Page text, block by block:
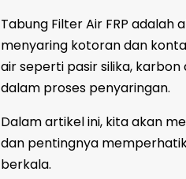
Tabung Filter Air FRP
menyaring kotoran dan
air seperti pasir silika,
dalam proses penyaringan.
Dalam artikel ini, kita akan
dan pentingnya
berkala.